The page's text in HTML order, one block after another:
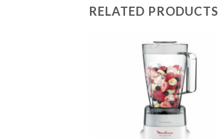
RELATED PRODUCTS